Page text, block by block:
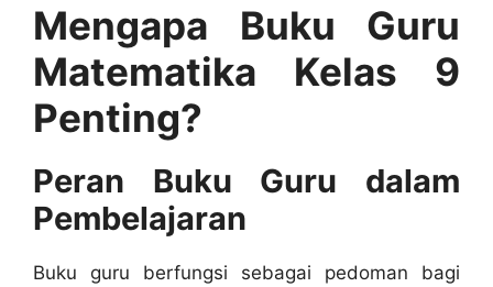
Mengapa Buku Guru
Matematika Kelas 9
Penting?
Peran Buku Guru dalam
Pembelajaran
Buku guru berfungsi sebagai pedoman bagi